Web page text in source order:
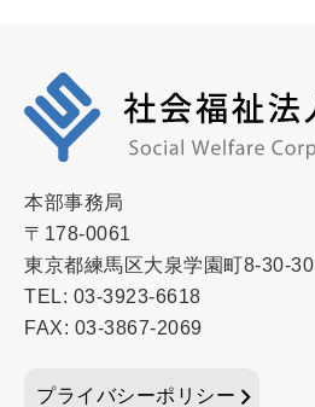
本部事務局
〒178-0061
東京都練馬区大泉学園町8-30-30
TEL: 03-3923-6618
FAX: 03-3867-2069
プライバシーポリシー